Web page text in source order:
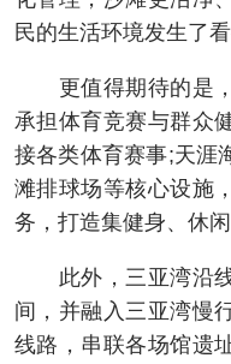
民的生活环境发生了
更值得期待的是，
承担体育竞赛与群众
接各类体育赛事;天涯
滩排球场等核心设施
务，打造集健身、休
此外，三亚湾沿线
间，并融入三亚湾慢
线路，串联各场馆遗